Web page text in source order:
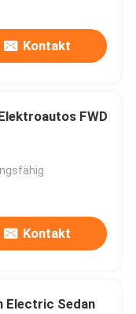
Kontakt
FWD
Kontakt
Electric Sedan